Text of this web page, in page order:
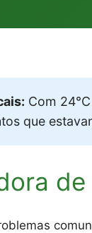
Com
que